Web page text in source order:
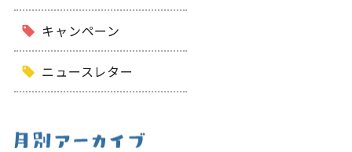
キャンペーン
ニュースレター